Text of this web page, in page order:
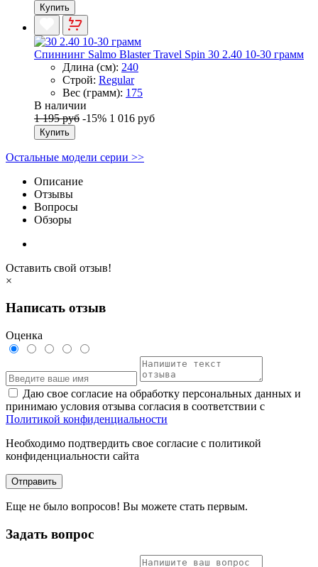
Купить
Спиннинг Salmo Blaster Travel Spin 30 2.40 10-30 грамм
Длина (см): 240
Строй: Regular
Вес (грамм): 175
В наличии
1 195 руб -15% 1 016 руб
Купить
Остальные модели серии >>
Описание
Отзывы
Вопросы
Обзоры
Оставить свой отзыв!
×
Написать отзыв
Оценка
Даю свое согласие на обработку персональных данных и
принимаю условия отзыва согласия в соответствии с
Политикой конфиденциальности
Необходимо подтвердить свое согласие с политикой
конфиденциальности сайта
Отправить
Еще не было вопросов! Вы можете стать первым.
Задать вопрос